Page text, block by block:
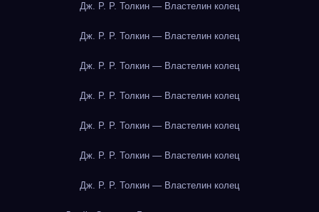
Дж. Р. Р. Толкин — Властелин колец
Дж. Р. Р. Толкин — Властелин колец
Дж. Р. Р. Толкин — Властелин колец
Дж. Р. Р. Толкин — Властелин колец
Дж. Р. Р. Толкин — Властелин колец
Дж. Р. Р. Толкин — Властелин колец
Дж. Р. Р. Толкин — Властелин колец